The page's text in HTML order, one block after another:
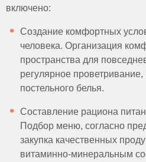
включено:
Создание комфортных
человека. Организация
пространства для
регулярное
постельного белья.
Составление рациона
Подбор меню, согласно
закупка качественных
витаминно-минеральным